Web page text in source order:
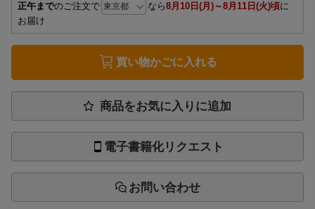
正午までのご注文で なら8月10日(月)～8月11日(火)頃に
お届け
買い物かごに入れる
商品をお気に入りに追加
電子書籍化リクエスト
お問い合わせ